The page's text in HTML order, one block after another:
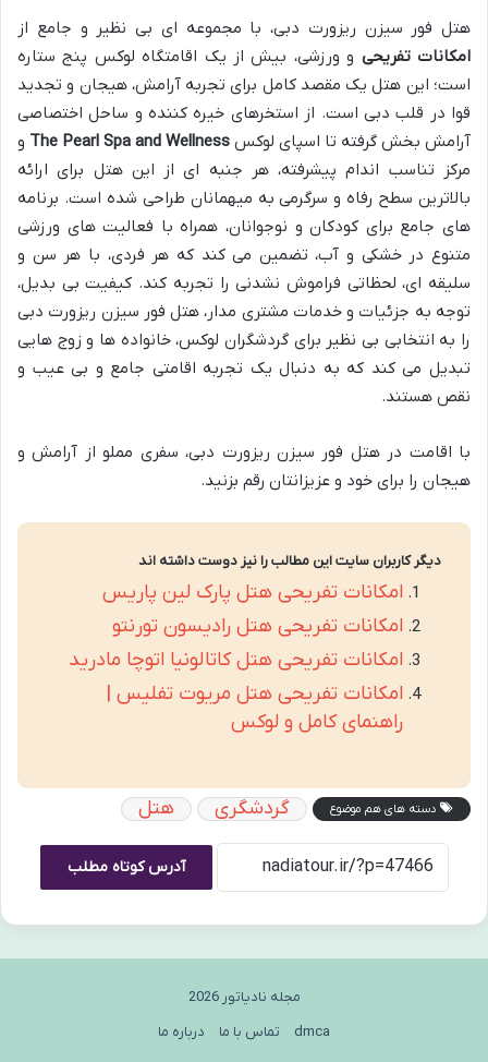
هتل فور سیزن ریزورت دبی، با مجموعه ای بی نظیر و جامع از
امکانات تفریحی و ورزشی، بیش از یک اقامتگاه لوکس پنج ستاره
است؛ این هتل یک مقصد کامل برای تجربه آرامش، هیجان و تجدید
قوا در قلب دبی است. از استخرهای خیره کننده و ساحل اختصاصی
آرامش بخش گرفته تا اسپای لوکس The Pearl Spa and Wellness و
مرکز تناسب اندام پیشرفته، هر جنبه ای از این هتل برای ارائه
بالاترین سطح رفاه و سرگرمی به میهمانان طراحی شده است. برنامه
های جامع برای کودکان و نوجوانان، همراه با فعالیت های ورزشی
متنوع در خشکی و آب، تضمین می کند که هر فردی، با هر سن و
سلیقه ای، لحظاتی فراموش نشدنی را تجربه کند. کیفیت بی بدیل،
توجه به جزئیات و خدمات مشتری مدار، هتل فور سیزن ریزورت دبی
را به انتخابی بی نظیر برای گردشگران لوکس، خانواده ها و زوج هایی
تبدیل می کند که به دنبال یک تجربه اقامتی جامع و بی عیب و
نقص هستند.
با اقامت در هتل فور سیزن ریزورت دبی، سفری مملو از آرامش و
هیجان را برای خود و عزیزانتان رقم بزنید.
دیگر کاربران سایت این مطالب را نیز دوست داشته اند
امکانات تفریحی هتل پارک لین پاریس
امکانات تفریحی هتل رادیسون تورنتو
امکانات تفریحی هتل کاتالونیا اتوچا مادرید
امکانات تفریحی هتل مریوت تفلیس |
راهنمای کامل و لوکس
دسته های هم موضوع گردشگری هتل
آدرس کوتاه مطلب
مجله نادیاتور 2026
dmca
تماس با ما درباره ما